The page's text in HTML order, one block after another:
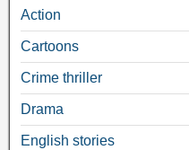
Action
Cartoons
Crime thriller
Drama
English stories